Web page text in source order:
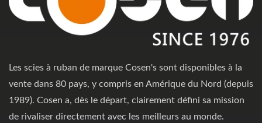
Les scies à ruban de marque Cosen's sont disponibles à la
vente dans 80 pays, y compris en Amérique du Nord (depuis
1989). Cosen a, dès le départ, clairement défini sa mission
de rivaliser directement avec les meilleurs au monde.